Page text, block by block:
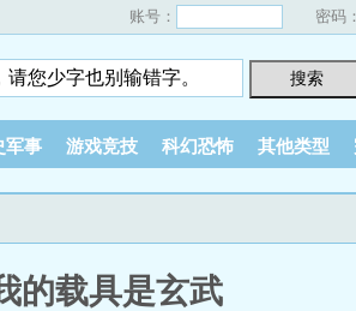
账号： 密码：
军事 游戏竞技 科幻恐怖 其他类型
的载具是玄武